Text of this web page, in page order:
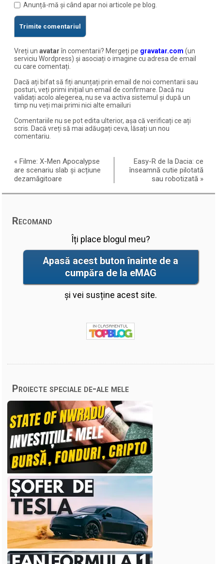
Anunță-mă și când apar noi articole pe blog.
Vreți unavatarîn comentarii? Mergeți pe gravatar.com (un
serviciu Wordpress) și asociați o imagine cu adresa de email
cu care comentați.
Dacă ați bifat să fiți anunțați prin email de noi comentarii sau
posturi, veți primi inițial un email de confirmare. Dacă nu
validați acolo alegerea, nu se va activa sistemul și după un
timp nu veți mai primi nici alte emailuri
Comentariile nu se pot edita ulterior, așa că verificați ce ați
scris. Dacă vreți să mai adăugați ceva, lăsați un nou
comentariu.
«Filme: X-Men Apocalypse
are scenariu slab și acțiune
dezamăgitoare
Easy-R de la Dacia: ce
înseamnă cutie pilotată
sau robotizată »
Recomand
Îți place blogul meu?
Apasă acest buton înainte de a
cumpăra de la eMAG
și vei susține acest site.
Proiecte speciale de-ale mele